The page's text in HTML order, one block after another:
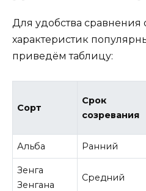
Для удобства сравнения
характеристик
приведём таблицу:
Сорт
Срок
созревания
Альба Ранний
Зенга
Зенгана
Средний